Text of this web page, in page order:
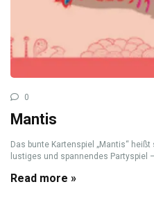
0
Mantis
Das bunte Kartenspiel „Mantis“
lustiges und spannendes Partyspiel –
Read more »